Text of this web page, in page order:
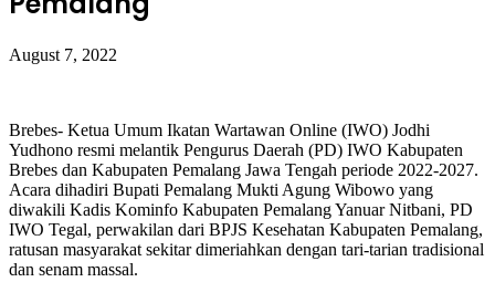
August 7, 2022
Brebes- Ketua Umum Ikatan Wartawan Online (IWO) Jodhi
Yudhono resmi melantik Pengurus Daerah (PD) IWO Kabupaten
Brebes dan Kabupaten Pemalang Jawa Tengah periode 2022-2027.
Acara dihadiri Bupati Pemalang Mukti Agung Wibowo yang
diwakili Kadis Kominfo Kabupaten Pemalang Yanuar Nitbani, PD
IWO Tegal, perwakilan dari BPJS Kesehatan Kabupaten Pemalang,
ratusan masyarakat sekitar dimeriahkan dengan tari-tarian tradisional
dan senam massal.